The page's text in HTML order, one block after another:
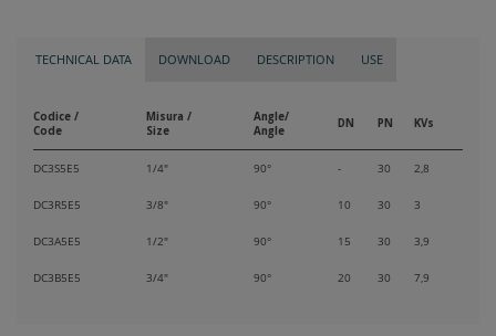
TECHNICAL DATA DOWNLOAD DESCRIPTION USE
Codice /
Code
Misura /
Size
Angle/
Angle
DN PN KVs
DC3S5E5 1/4" 90° - 30 2,8
DC3R5E5 3/8" 90° 10 30 3
DC3A5E5 1/2" 90° 15 30 3,9
DC3B5E5 3/4" 90° 20 30 7,9